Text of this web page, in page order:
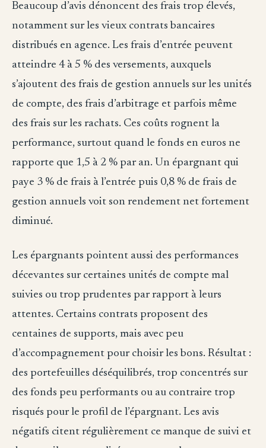
Beaucoup d’avis dénoncent des frais trop élevés,
notamment sur les vieux contrats bancaires
distribués en agence. Les frais d’entrée peuvent
atteindre 4 à 5 % des versements, auxquels
s’ajoutent des frais de gestion annuels sur les unités
de compte, des frais d’arbitrage et parfois même
des frais sur les rachats. Ces coûts rognent la
performance, surtout quand le fonds en euros ne
rapporte que 1,5 à 2 % par an. Un épargnant qui
paye 3 % de frais à l’entrée puis 0,8 % de frais de
gestion annuels voit son rendement net fortement
diminué.
Les épargnants pointent aussi des performances
décevantes sur certaines unités de compte mal
suivies ou trop prudentes par rapport à leurs
attentes. Certains contrats proposent des
centaines de supports, mais avec peu
d’accompagnement pour choisir les bons. Résultat :
des portefeuilles déséquilibrés, trop concentrés sur
des fonds peu performants ou au contraire trop
risqués pour le profil de l’épargnant. Les avis
négatifs citent régulièrement ce manque de suivi et